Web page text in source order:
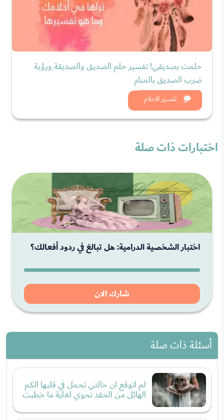
تفسير الاحلام
حلمت بصديقي! تفسير حلم الصديق والصديقة ورؤية
ضرب الصديق بالمنام
شاهد الان
اختبارات ذات صلة
اختبار الشخصية الدرامية: هل تبالغ في ردود أفعالك؟
شارك الان
أسئلة ذات صلة
لم اتوقع ان خالتي تحمل في قلبها الكم
الهائل من الحقد نحوي لغاية ما خطبت